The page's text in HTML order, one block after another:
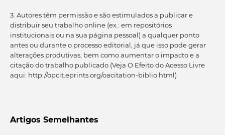
3. Autores têm permissão e são estimulados a publicar e
distribuir seu trabalho online (ex.: em repositórios
institucionais ou na sua página pessoal) a qualquer ponto
antes ou durante o processo editorial, já que isso pode gerar
alterações produtivas, bem como aumentar o impacto e a
citação do trabalho publicado (Veja O Efeito do Acesso Livre
aqui: http://opcit.eprints.org/oacitation-biblio.html)
Artigos Semelhantes